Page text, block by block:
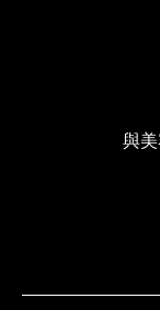
與